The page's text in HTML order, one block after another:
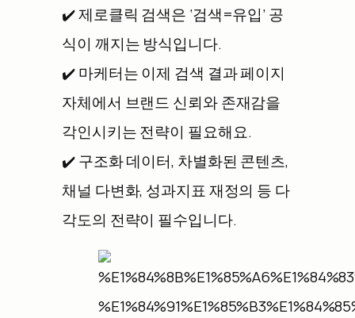
✔️ 제로클릭 검색은 ‘검색=유입’ 공
식이 깨지는 방식입니다.
✔️ 마케터는 이제 검색 결과 페이지
자체에서 브랜드 신뢰와 존재감을
각인시키는 전략이 필요해요.
✔️ 구조화 데이터, 차별화된 콘텐츠,
채널 다변화, 성과지표 재정의 등 다
각도의 전략이 필수입니다.